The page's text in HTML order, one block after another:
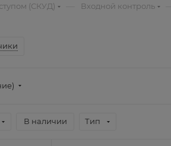
(СКУД) Входной контроль
В наличии Тип